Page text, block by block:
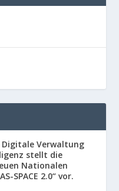
Verwaltung
stellt die
Nationalen
SPACE 2.0“ vor.